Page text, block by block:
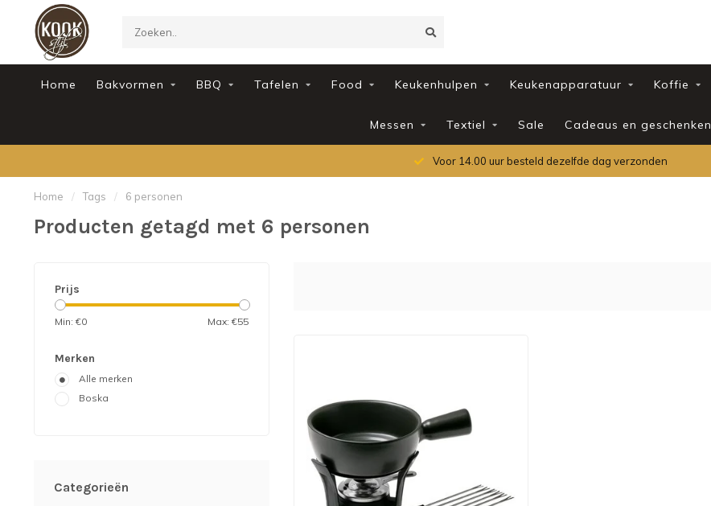
Home Bakvormen BBQ Tafelen Food Keukenhulpen Keukenapparatuur Koffie
Messen Textiel Sale Cadeaus en geschenken
Voor 14.00 uur besteld dezelfde dag verzonden
Home / Tags / 6 personen
Producten getagd met 6 personen
Prijs
Min: €0 Max: €55
Merken
Alle merken
Boska
Categorieën